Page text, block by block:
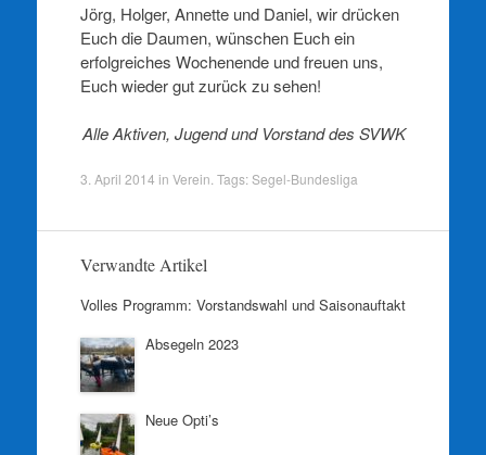
Jörg, Holger, Annette und Daniel, wir drücken
Euch die Daumen, wünschen Euch ein
erfolgreiches Wochenende und freuen uns,
Euch wieder gut zurück zu sehen!
Alle Aktiven, Jugend und Vorstand des SVWK
3. April 2014 in Verein . Tags:Segel-Bundesliga
Verwandte Artikel
Volles Programm: Vorstandswahl und Saisonauftakt
Absegeln 2023
Neue Opti’s